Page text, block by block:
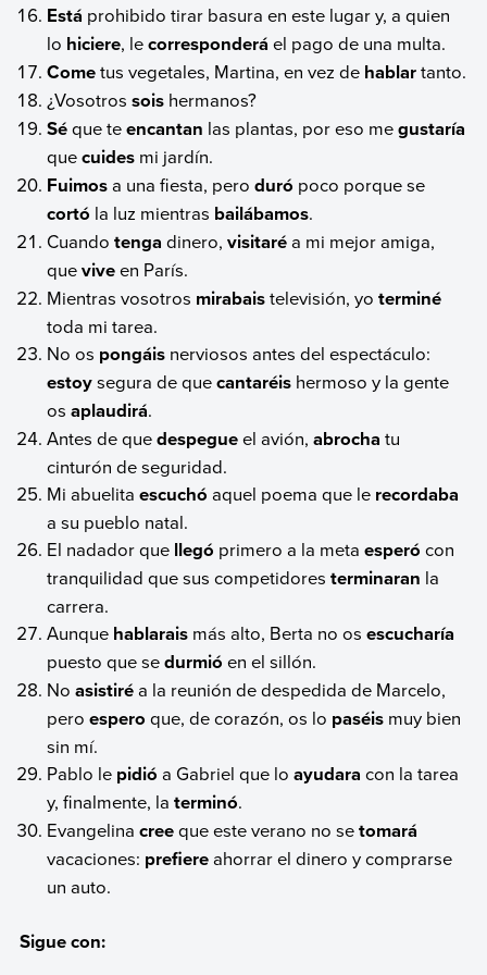
Está prohibido tirar basura en este lugar y, a quien
lo hiciere, lecorresponderá el pago de una multa.
Cometus vegetales, Martina, en vez de hablartanto.
¿Vosotrossois hermanos?
Séque teencantan las plantas, por eso megustaría
quecuides mi jardín.
Fuimosa una fiesta, peroduró poco porque se
cortó la luz mientras bailábamos.
Cuandotenga dinero,visitaréa mi mejor amiga,
queviveen París.
Mientras vosotros mirabaistelevisión, yoterminé
toda mi tarea.
No os pongáis nerviosos antes del espectáculo:
estoysegura de quecantaréis hermoso y la gente
osaplaudirá.
Antes de quedespegueel avión,abrocha tu
cinturón de seguridad.
Mi abuelitaescuchó aquel poema que le recordaba
a su pueblo natal.
El nadador que llegó primero a la metaesperó con
tranquilidad que sus competidoresterminaran la
carrera.
Aunque hablarais más alto, Berta no osescucharía
puesto que sedurmió en el sillón.
Noasistiréa la reunión de despedida de Marcelo,
peroespero que, de corazón, os lo paséis muy bien
sin mí.
Pablo le pidió a Gabriel que loayudara con la tarea
y, finalmente, laterminó.
Evangelinacreeque este verano no setomará
vacaciones: prefiereahorrar el dinero y comprarse
un auto.
Sigue con: